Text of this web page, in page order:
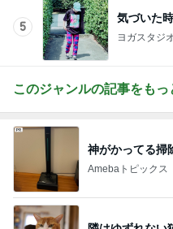
Amebaトピックス
Amebaトピックス
堀ちえみ 病院を
Amebaトピックス